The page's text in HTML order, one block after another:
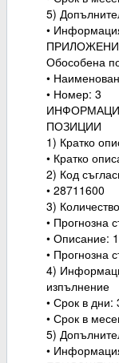
5)
•
Обособена
•
• Номер: 3
ПОЗИЦИИ
1) Кратко
• Кратко
2) Код
• 28711600
3)
• Прогнозна
• Описание:
• Прогнозна
4)
изпълнение
• Срок в дни:
• Срок в
5)
•